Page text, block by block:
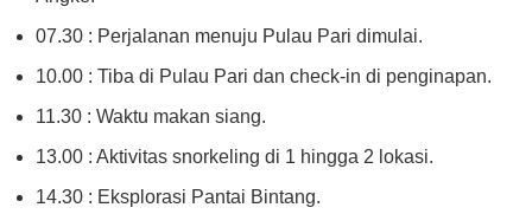
07.30 : Perjalanan menuju Pulau Pari dimulai.
10.00 : Tiba di Pulau Pari dan check-in di penginapan.
11.30 : Waktu makan siang.
13.00 : Aktivitas snorkeling di 1 hingga 2 lokasi.
14.30 : Eksplorasi Pantai Bintang.